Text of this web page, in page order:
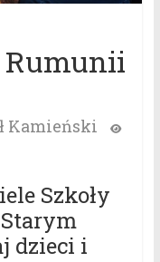
Rumunii
Kamieński
Szkoły
dzieci i